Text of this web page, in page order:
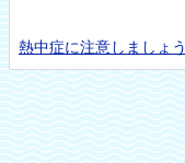
熱中症に注意しましょう